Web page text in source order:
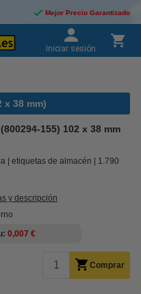
Mejor Precio Garantizado
Iniciar sesión
x 38 mm)
155) 102 x 38 mm
etiquetas de almacén
1.790
y descripción
0,007 €
Comprar